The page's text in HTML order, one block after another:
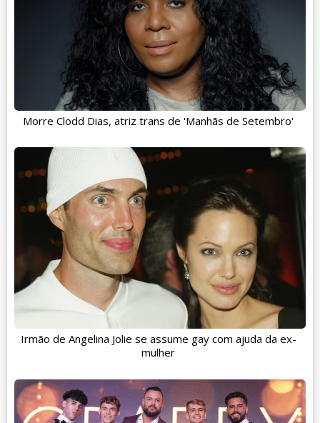
Morre Clodd Dias, atriz trans de 'Manhãs de Setembro'
Irmão de Angelina Jolie se assume gay com ajuda da ex-
mulher